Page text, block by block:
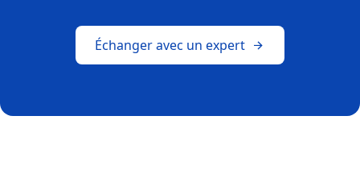
Échanger avec un expert